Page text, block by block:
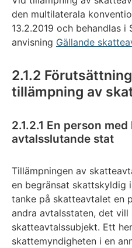
den multilaterala
13.2.2019 och behandlas
anvisning Gällande
2.1.2
tillämpning av
2.1.2.1 En person
avtalsslutande stat
Tillämpningen av
en begränsat skattskyldig
tanke på skatteavtalet en
andra avtalsstaten, det vill
skatteavtalssubjekt. Ett
skattemyndigheten i en